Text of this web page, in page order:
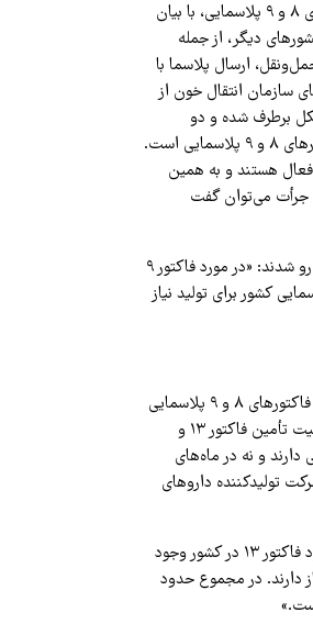
درباره وضعیت تولید داخلی داروهای انعقادی فاکتورهای ۸ و ۹ پلاسمایی، با بیان
دیگر، از جمله
ارسال پلاسما با
سازمان انتقال خون از
برطرف شده و دو
محموله نیز در مسیر ورود به کشور قرار دارد. این خبر خوبی برای بیماران مبتلا به کمبود فاکتورهای ۸ و ۹ پلاسمایی است.
۷ نیز یک تولیدکننده داخلی فعال هستند و به همین
جرأت می‌توان گفت
در دوران جنگ با مشکلات جدی روبه‌رو شدند: «در مورد فاکتور ۹
کشور برای تولید نیاز
عضو مجمع عمومی کانون هموفیلی ایران، با ابراز امیدواری نسبت به ورود محموله‌های جدید فاکتورهای ۸ و ۹ پلاسمایی
که از پلاسمای ایرانی تولید شده‌اند به ایران در نیمه نخست مردادماه، در رابطه با آخرین وضعیت تأمین فاکتور ۱۳ و
دارند و نه در ماه‌های
تولیدکننده داروهای
قویدل درباره تعداد بیماران نیازمند این داروها اظهار می‌کند: «حدود هزار بیمار مبتلا به کمبود فاکتور ۱۳ در کشور وجود
مشابه نیاز دارند. در مجموع حدود